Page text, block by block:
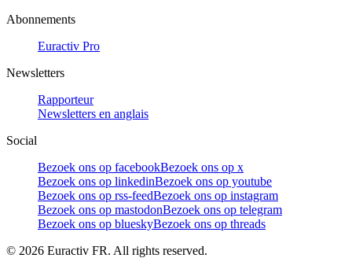
Abonnements
Euractiv Pro
Newsletters
Rapporteur
Newsletters en anglais
Social
Bezoek ons op facebookBezoek ons op x
Bezoek ons op linkedinBezoek ons op youtube
Bezoek ons op rss-feedBezoek ons op instagram
Bezoek ons op mastodonBezoek ons op telegram
Bezoek ons op blueskyBezoek ons op threads
© 2026 Euractiv FR. All rights reserved.